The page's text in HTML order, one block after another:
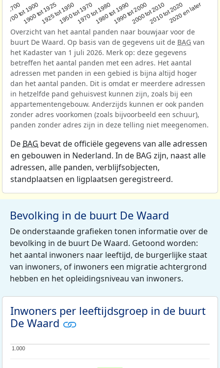
1700
1700 tot 1900
1900 tot 19251925 tot 19501950 tot 19701970 tot 19801980 tot 19901990 tot 20002000 tot 20102010 tot 20202020 en later
Overzicht van het aantal panden naar bouwjaar voor de
buurt De Waard. Op basis van de gegevens uit de BAG van
het Kadaster van 1 juli 2026. Merk op: deze gegevens
betreffen het aantal panden met een adres. Het aantal
adressen met panden in een gebied is bijna altijd hoger
dan het aantal panden. Dit is omdat er meerdere adressen
in hetzelfde pand gehuisvest kunnen zijn, zoals bij een
appartementengebouw. Anderzijds kunnen er ook panden
zonder adres voorkomen (zoals bijvoorbeeld een schuur),
panden zonder adres zijn in deze telling niet meegenomen.
De BAG bevat de officiële gegevens van alle adressen
en gebouwen in Nederland. In de BAG zijn, naast alle
adressen, alle panden, verblijfsobjecten,
standplaatsen en ligplaatsen geregistreerd.
Bevolking in de buurt De Waard
De onderstaande grafieken tonen informatie over de
bevolking in de buurt De Waard. Getoond worden:
het aantal inwoners naar leeftijd, de burgerlijke staat
van inwoners, of inwoners een migratie achtergrond
hebben en het opleidingsniveau van inwoners.
Inwoners per leeftijdsgroep in de buurt
De Waard
1.000
1.000